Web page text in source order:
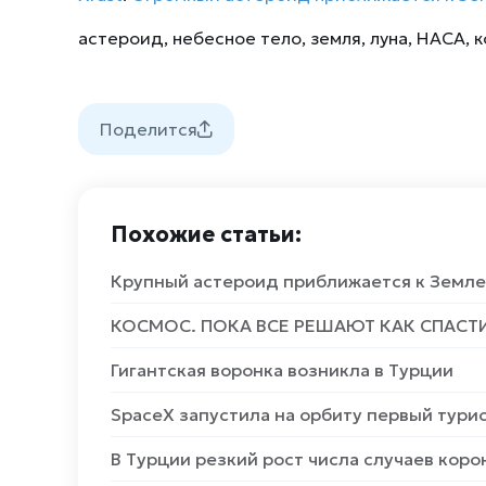
астероид, небесное тело, земля, луна, НАСА,
Поделится
Похожие статьи:
Крупный астероид приближается к Земле
КОСМОС. ПОКА ВСЕ РЕШАЮТ КАК
Гигантская воронка возникла в Турции
SpaceX запустила на орбиту первый
В Турции резкий рост числа случаев